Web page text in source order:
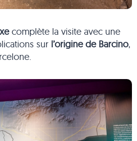
complète la visite avec une
sur l’origine de Barcino,